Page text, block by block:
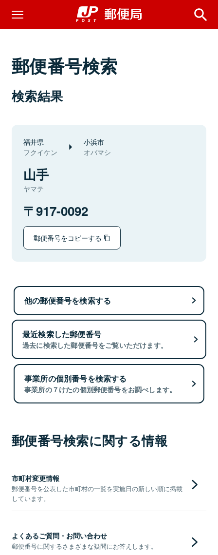
郵便番号検索
検索結果
福井県
フクイケン
小浜市
オバマシ
山手
ヤマテ
917-0092
郵便番号をコピーする
他の郵便番号を検索する
最近検索した郵便番号
過去に検索した郵便番号をご覧いただけます。
事業所の個別番号を検索する
事業所の７けたの個別郵便番号をお調べします。
郵便番号検索に関する情報
市町村変更情報
郵便番号を公表した市町村の一覧を実施日の新しい順に掲載
しています。
よくあるご質問・お問い合わせ
郵便番号に関するさまざまな疑問にお答えします。